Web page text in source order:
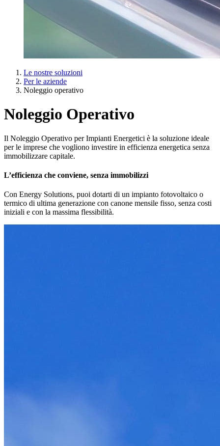
Le nostre soluzioni
Per le aziende
Noleggio operativo
Noleggio Operativo
Il Noleggio Operativo per Impianti Energetici è la soluzione ideale
per le imprese che vogliono investire in efficienza energetica senza
immobilizzare capitale.
L’efficienza che conviene, senza immobilizzi
Con Energy Solutions, puoi dotarti di un impianto fotovoltaico o
termico di ultima generazione con canone mensile fisso, senza costi
iniziali e con la massima flessibilità.